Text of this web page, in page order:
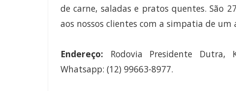
de carne, saladas e pratos quentes. São
aos nossos clientes com a simpatia de
Endereço: Rodovia Presidente Dutra,
Whatsapp: (12) 99663-8977.